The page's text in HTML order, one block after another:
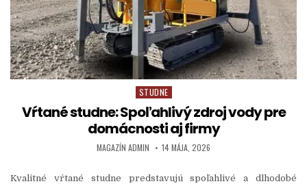
Posted in
STUDNE
Vŕtané studne: Spoľahlivý zdroj vody pre
domácnosti aj firmy
AUTHOR:
MAGAZÍN ADMIN PUBLISHED DATE:
14 MÁJA, 2026
Kvalitné vŕtané studne predstavujú spoľahlivé a dlhodobé